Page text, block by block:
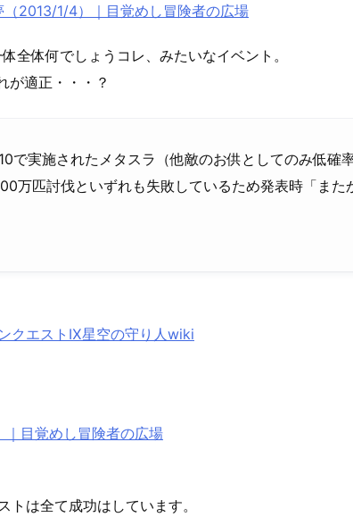
（2013/1/4）｜目覚めし冒険者の広場
全体何でしょうコレ、みたいなイベント。
が適正・・・？
で実施されたメタスラ（他敵のお供としてのみ低確
万匹討伐といずれも失敗しているため発表時「また
クエストⅨ星空の守り人wiki
目覚めし冒険者の広場
は全て成功はしています。